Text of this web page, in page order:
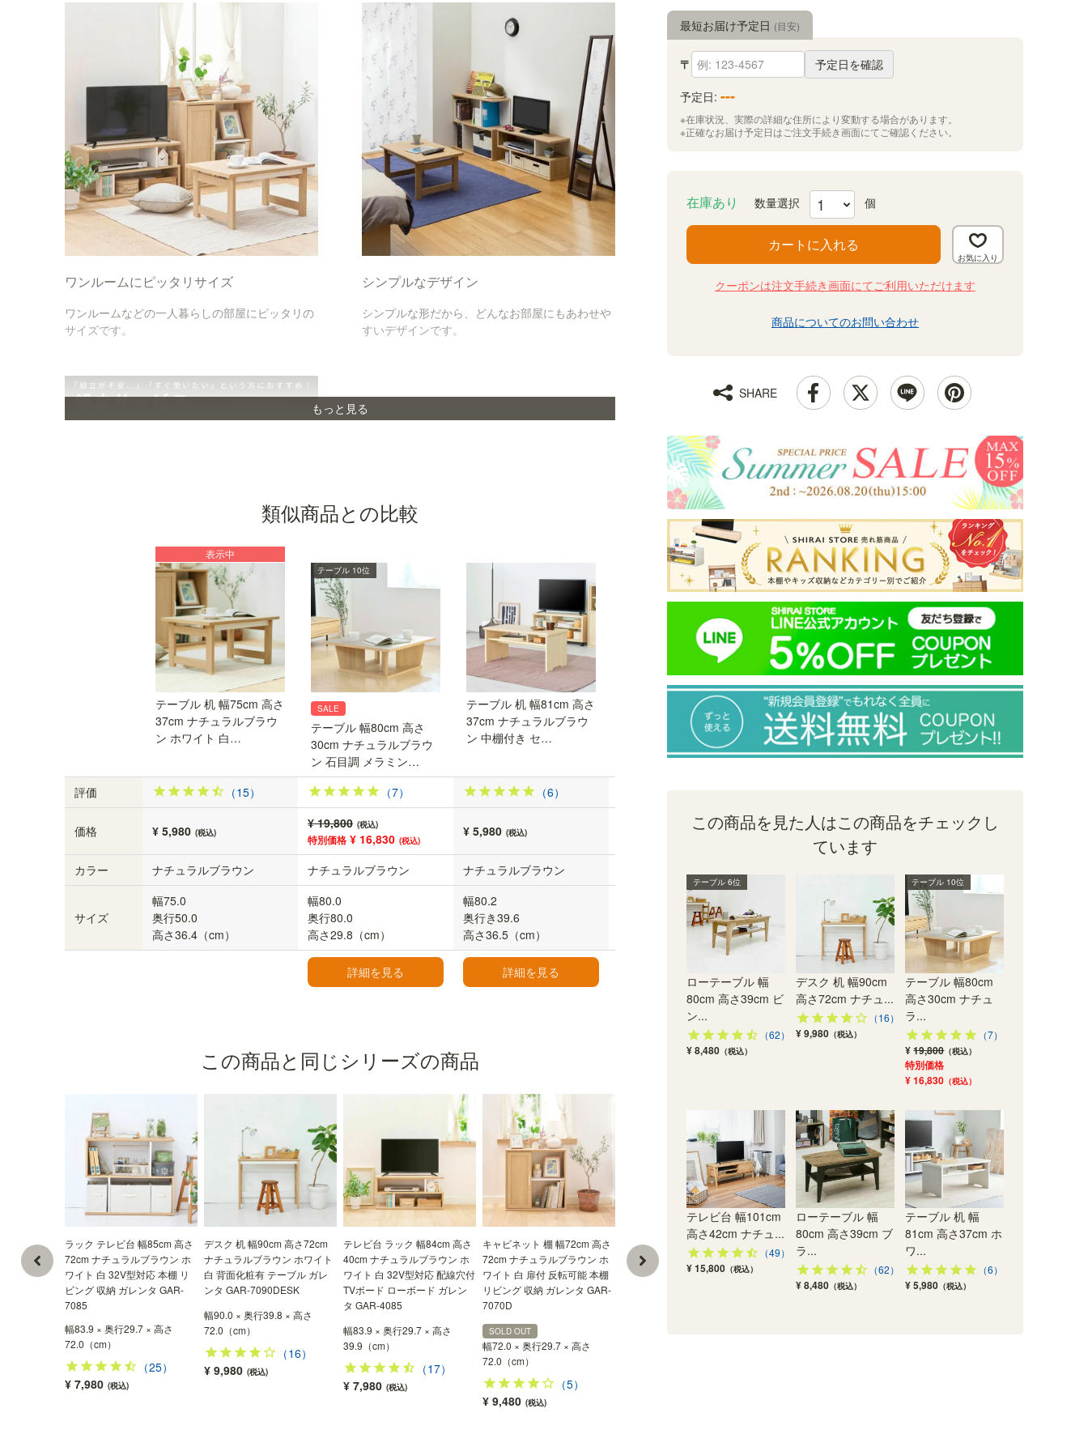
ワンルームにピッタリサイズ
ワンルームなどの一人暮らしの部屋にピッタリの
サイズです。
シンプルなデザイン
シンプルな形だから、どんなお部屋にもあわせや
すいデザインです。
組立サービス対象商品
オプションで組立サービス（有料）を選択できま
す。専門スタッフが組立した商品を、配送業者が
お届けします。※ご注文の翌営業日から数えて9営
業日目に発送。発送後2~4日でお届け予定です
もっと見る
類似商品との比較
表示中
テーブル 机 幅75cm 高さ
37cm ナチュラルブラウ
ン ホワイト 白…
SALE
テーブル 10位
テーブル 幅80cm 高さ
30cm ナチュラルブラウ
ン 石目調 メラミン…
テーブル 机 幅81cm 高さ
37cm ナチュラルブラウ
ン 中棚付き セ…
ローテーブル 幅80cm 高
さ39cm ビンテージナチ
ュラル センターテ…
評価 （15） （7） （6）
価格 ¥ 5,980 (税込)
¥ 19,800 (税込)
特別価格 ¥ 16,830 (税込)
¥ 5,980 (税込)
カラー ナチュラルブラウン ナチュラルブラウン ナチュラルブラウン
サイズ
幅75.0
奥行50.0
高さ36.4（cm）
幅80.0
奥行80.0
高さ29.8（cm）
幅80.2
奥行き39.6
高さ36.5（cm）
高さ38.1（cm）
詳細を見る 詳細を見る
この商品と同じシリーズの商品
ラック テレビ台 幅85cm 高さ
72cm ナチュラルブラウン ホ
ワイト 白 32V型対応 本棚 リ
ビング 収納 ガレンタ GAR-
7085
幅83.9 × 奥行29.7 × 高さ
72.0（cm）
（25）
¥ 7,980 (税込)
デスク 机 幅90cm 高さ72cm
ナチュラルブラウン ホワイト
白 背面化粧有 テーブル ガレ
ンタ GAR-7090DESK
幅90.0 × 奥行39.8 × 高さ
72.0（cm）
（16）
¥ 9,980 (税込)
テレビ台 ラック 幅84cm 高さ
40cm ナチュラルブラウン ホ
ワイト 白 32V型対応 配線穴付
TVボード ローボード ガレン
タ GAR-4085
幅83.9 × 奥行29.7 × 高さ
39.9（cm）
（17）
¥ 7,980 (税込)
キャビネット 棚 幅72cm 高さ
72cm ナチュラルブラウン ホ
ワイト 白 扉付 反転可能 本棚
リビング 収納 ガレンタ GAR-
7070D
SOLD OUT
幅72.0 × 奥行29.7 × 高さ
72.0（cm）
（5）
¥ 9,480 (税込)
最短お届け予定日 (目安)
〒
予定日を確認
予定日: ---
※在庫状況、実際の詳細な住所により変動する場合があります。
※正確なお届け予定日はご注文手続き画面にてご確認ください。
在庫あり
カートに入れる
クーポンは注文手続き画面にてご利用いただけます
商品についてのお問い合わせ
SHARE
この商品を見た人はこの商品をチェックし
ています
テーブル 6位
ローテーブル 幅
80cm 高さ39cm ビ
ン...
（62）
¥ 8,480 （税込）
デスク 机 幅90cm
高さ72cm ナチュ...
（16）
¥ 9,980 （税込）
テーブル 10位
テーブル 幅80cm
高さ30cm ナチュ
ラ...
（7）
¥19,800（税込）
特別価格
¥ 16,830 （税込）
テレビ台 幅101cm
高さ42cm ナチュ...
（49）
¥ 15,800 （税込）
ローテーブル 幅
80cm 高さ39cm ブ
ラ...
（62）
¥ 8,480 （税込）
テーブル 机 幅
81cm 高さ37cm ホ
ワ...
（6）
¥ 5,980 （税込）